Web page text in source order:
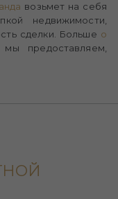
возьмет на себя
недвижимости,
сделки. Больше о
мы предоставляем,